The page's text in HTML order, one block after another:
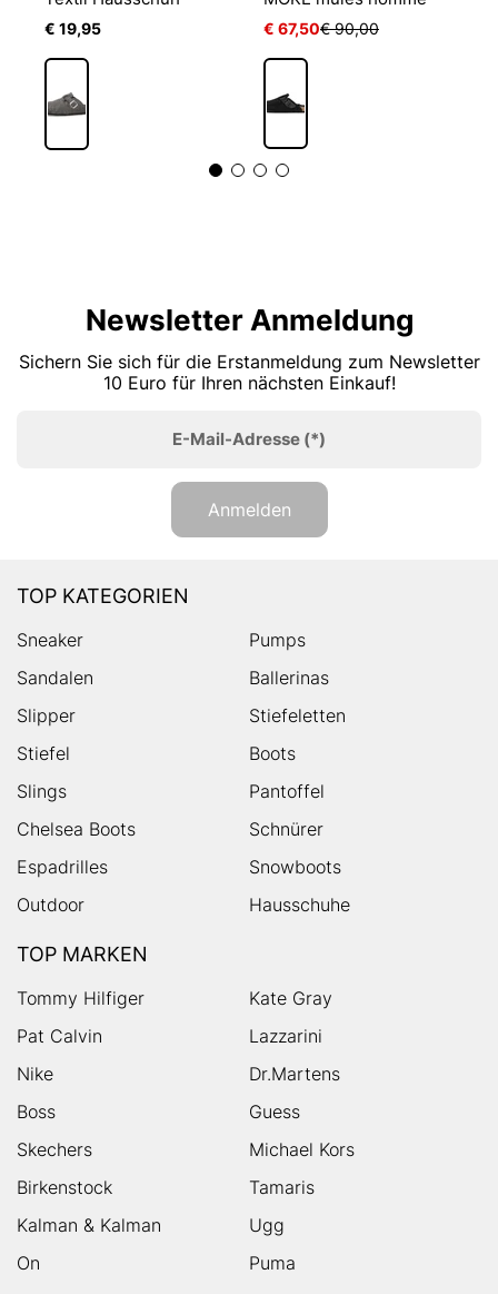
€ 19,95 € 67,50€ 90,00
Newsletter Anmeldung
Sichern Sie sich für die Erstanmeldung zum Newsletter
10 Euro für Ihren nächsten Einkauf!
E-Mail-Adresse (*)
Anmelden
TOP KATEGORIEN
Sneaker
Pumps
Sandalen
Ballerinas
Slipper
Stiefeletten
Stiefel
Boots
Slings
Pantoffel
Chelsea Boots
Schnürer
Espadrilles
Snowboots
Outdoor
Hausschuhe
TOP MARKEN
Tommy Hilfiger
Kate Gray
Pat Calvin
Lazzarini
Nike
Dr.Martens
Boss
Guess
Skechers
Michael Kors
Birkenstock
Tamaris
Kalman & Kalman
Ugg
On
Puma